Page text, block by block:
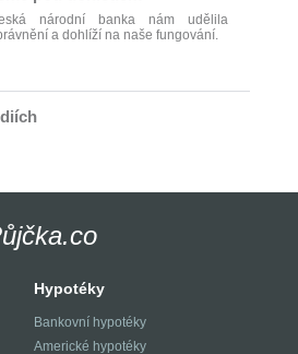
národní banka nám udělila
a dohlíží na naše fungování.
Hypotéky
Bankovní hypotéky
Americké hypotéky